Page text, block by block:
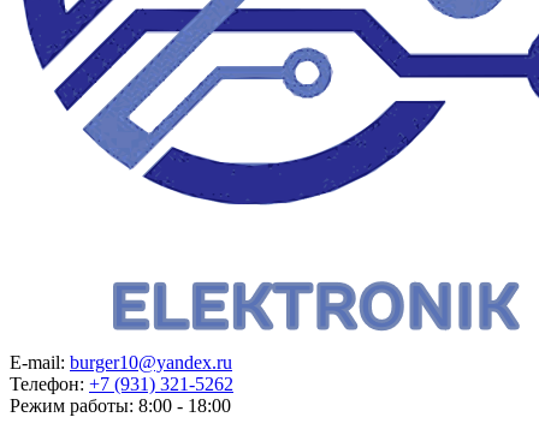
E-mail: burger10@yandex.ru
Телефон: +7 (931) 321-5262
Режим работы: 8:00 - 18:00